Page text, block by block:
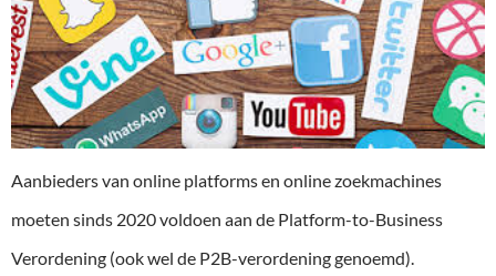
Aanbieders van online platforms en online zoekmachines
moeten sinds 2020 voldoen aan de Platform-to-Business
Verordening (ook wel de P2B-verordening genoemd).